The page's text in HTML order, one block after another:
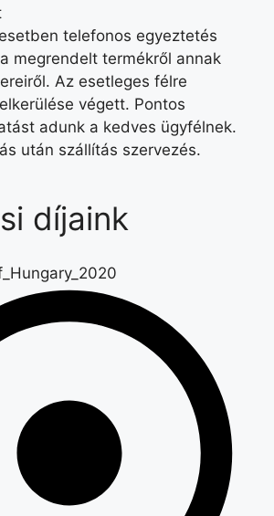
telefonos egyeztetés
megrendelt termékről annak
Az esetleges félre
végett. Pontos
adunk a kedves ügyfélnek.
után szállítás szervezés.
díjaink